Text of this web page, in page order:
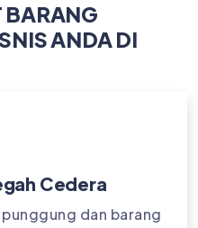
BARANG
ANDA DI
Cedera
dan barang